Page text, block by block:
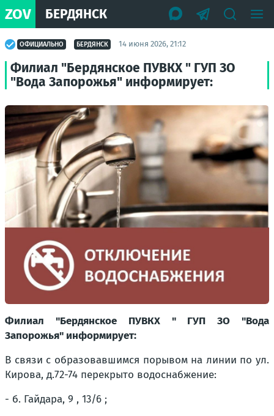
ZOV БЕРДЯНСК
ОФИЦИАЛЬНО БЕРДЯНСК 14 июня 2026, 21:12
Филиал "Бердянское ПУВКХ " ГУП ЗО
"Вода Запорожья" информирует:
Филиал "Бердянское ПУВКХ " ГУП ЗО "Вода
Запорожья" информирует:
В связи с образовавшимся порывом на линии по ул.
Кирова, д.72-74 перекрыто водоснабжение:
- б. Гайдара, 9 , 13/6 ;